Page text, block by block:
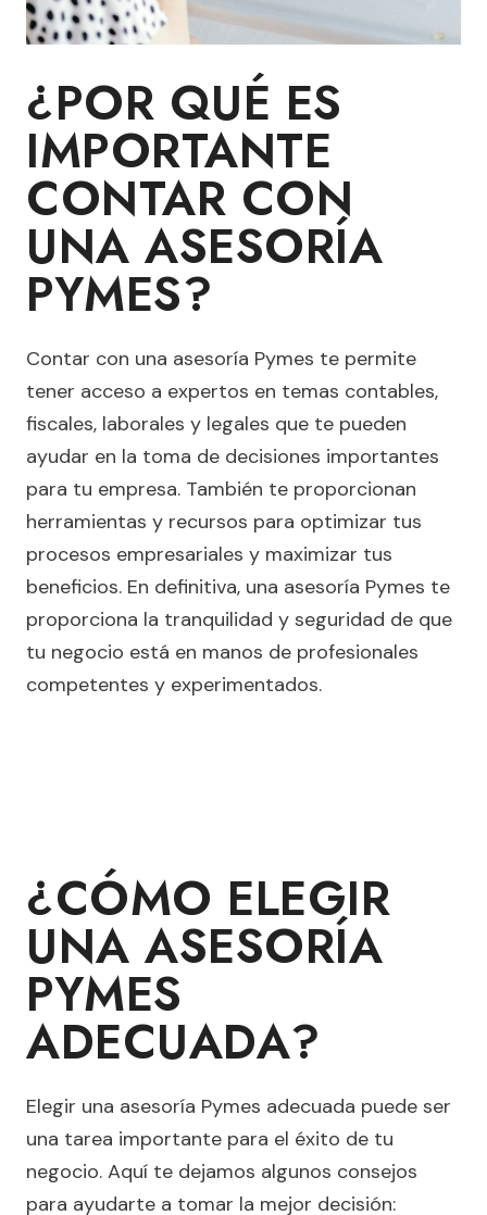
¿POR QUÉ ES
IMPORTANTE
CONTAR CON
UNA ASESORÍA
PYMES?
Contar con una asesoría Pymes te permite
tener acceso a expertos en temas contables,
fiscales, laborales y legales que te pueden
ayudar en la toma de decisiones importantes
para tu empresa. También te proporcionan
herramientas y recursos para optimizar tus
procesos empresariales y maximizar tus
beneficios. En definitiva, una asesoría Pymes te
proporciona la tranquilidad y seguridad de que
tu negocio está en manos de profesionales
competentes y experimentados.
¿CÓMO ELEGIR
UNA ASESORÍA
PYMES
ADECUADA?
Elegir una asesoría Pymes adecuada puede ser
una tarea importante para el éxito de tu
negocio. Aquí te dejamos algunos consejos
para ayudarte a tomar la mejor decisión: